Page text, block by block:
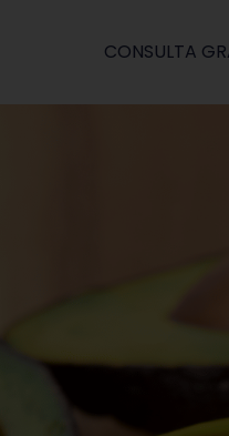
CONSULTA